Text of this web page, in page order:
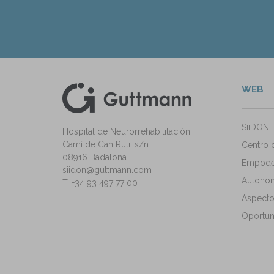
Hospital de Neurorrehabilitación
Camí de Can Ruti, s/n
08916 Badalona
siidon@guttmann.com
T. +34 93 497 77 00
WEB
SiiDON
Centro